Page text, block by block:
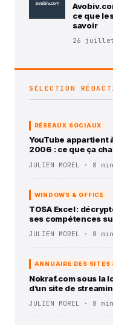
ce que
savoir
26
SÉLECTION
RÉSEAUX SOCIAUX
YouTube appartient
2006 : ce que ça
JULIEN MOREL · 8 min
WINDOWS & OFFICE
TOSA Excel :
ses compétences
JULIEN MOREL · 8 min
ANNUAIRE DES SITES
Nokraf.com sous la
d’un site de
JULIEN MOREL · 8 min